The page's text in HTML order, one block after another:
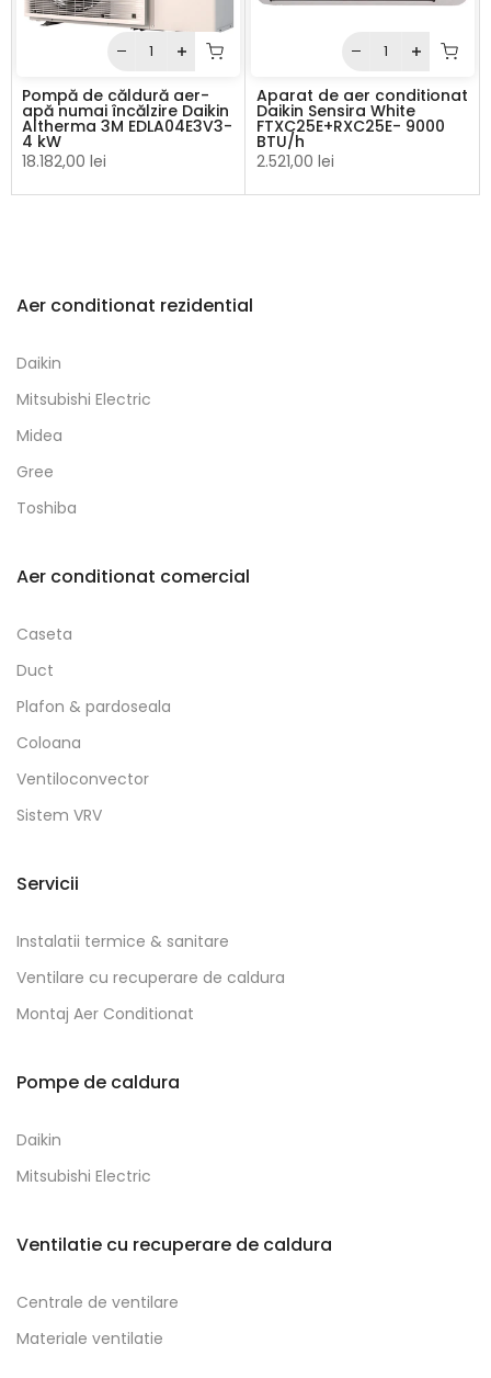
Pompă de căldură aer-
apă numai încălzire Daikin
Altherma 3M EDLA04E3V3-
4 kW
18.182,00 lei
Aparat de aer conditionat
Daikin Sensira White
FTXC25E+RXC25E- 9000
BTU/h
2.521,00 lei
Aer conditionat rezidential
Daikin
Mitsubishi Electric
Midea
Gree
Toshiba
Aer conditionat comercial
Caseta
Duct
Plafon & pardoseala
Coloana
Ventiloconvector
Sistem VRV
Servicii
Instalatii termice & sanitare
Ventilare cu recuperare de caldura
Montaj Aer Conditionat
Pompe de caldura
Daikin
Mitsubishi Electric
Ventilatie cu recuperare de caldura
Centrale de ventilare
Materiale ventilatie